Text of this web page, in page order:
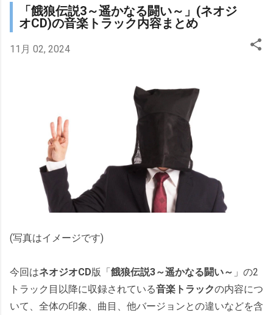
「餓狼伝説3～遥かなる闘い～」(ネオジ
オCD)の音楽トラック内容まとめ
11月 02, 2024
(写真はイメージです)
今回はネオジオCD版「餓狼伝説3～遥かなる闘い～ 」の2
トラック目以降に収録されている音楽トラックの内容につ
いて、全体の印象、曲目、他バージョンとの違いなどを含